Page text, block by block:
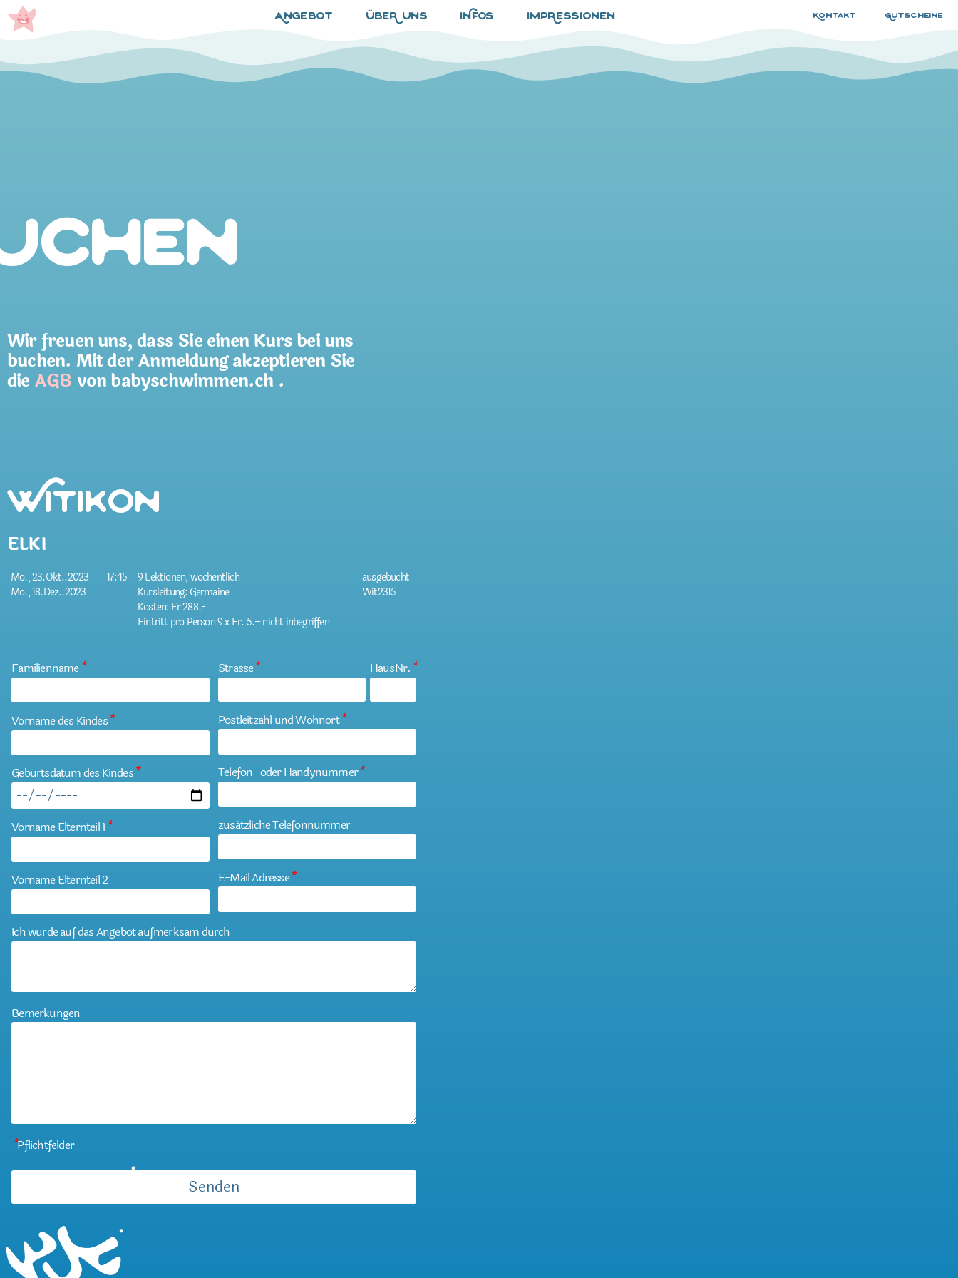
Angebot übeR uns iNfos impRessionen Kontakt Gutscheine
Wir freuen uns, dass Sie einen Kurs bei uns
buchen. Mit der Anmeldung akzeptieren Sie
die AGB von babyschwimmen.ch .
Witikon
ELKI
Mo., 23.Okt..2023
Mo., 18.Dez..2023
17:45
9 Lektionen, wöchentlich
Kursleitung: Germaine
Kosten: Fr 288.-
Eintritt pro Person 9 x Fr. 5.– nicht inbegriffen
ausgebucht
Wit2315
Familienname*
Vorname des Kindes*
Geburtsdatum des Kindes*
Vorname Elternteil 1 *
Vorname Elternteil 2
Strasse* HausNr. *
Postleitzahl und Wohnort*
Telefon- oder Handynummer*
zusätzliche Telefonnummer
E-Mail Adresse*
Ich wurde auf das Angebot aufmerksam durch
Bemerkungen
*Pflichtfelder